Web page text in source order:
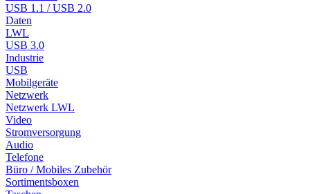
USB 1.1 / USB 2.0
Daten
LWL
USB 3.0
Industrie
USB
Mobilgeräte
Netzwerk
Netzwerk LWL
Video
Stromversorgung
Audio
Telefone
Büro / Mobiles Zubehör
Sortimentsboxen